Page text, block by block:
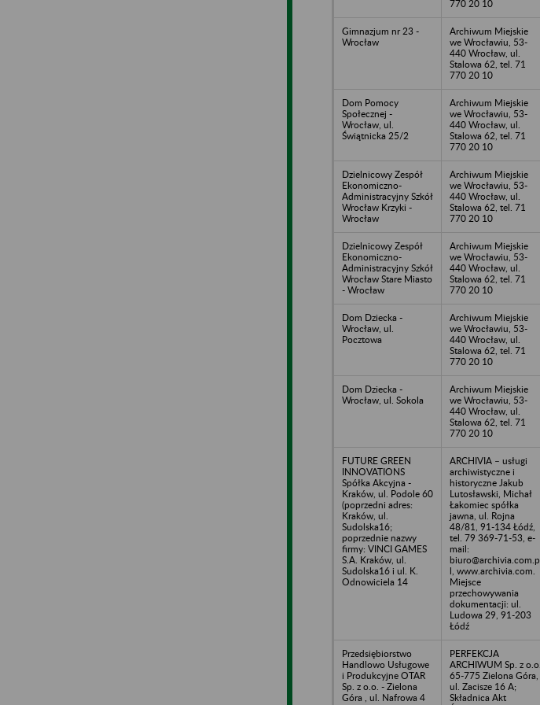
770 20 10
Gimnazjum nr 23 -
Wrocław
Archiwum Miejskie
we Wrocławiu, 53-
440 Wrocław, ul.
Stalowa 62, tel. 71
770 20 10
Dom Pomocy
Społecznej -
Wrocław, ul.
Świątnicka 25/2
Archiwum Miejskie
we Wrocławiu, 53-
440 Wrocław, ul.
Stalowa 62, tel. 71
770 20 10
Dzielnicowy Zespół
Ekonomiczno-
Administracyjny Szkół
Wrocław Krzyki -
Wrocław
Archiwum Miejskie
we Wrocławiu, 53-
440 Wrocław, ul.
Stalowa 62, tel. 71
770 20 10
Dzielnicowy Zespół
Ekonomiczno-
Administracyjny Szkół
Wrocław Stare Miasto
- Wrocław
Archiwum Miejskie
we Wrocławiu, 53-
440 Wrocław, ul.
Stalowa 62, tel. 71
770 20 10
Dom Dziecka -
Wrocław, ul.
Pocztowa
Archiwum Miejskie
we Wrocławiu, 53-
440 Wrocław, ul.
Stalowa 62, tel. 71
770 20 10
Dom Dziecka -
Wrocław, ul. Sokola
Archiwum Miejskie
we Wrocławiu, 53-
440 Wrocław, ul.
Stalowa 62, tel. 71
770 20 10
FUTURE GREEN
INNOVATIONS
Spółka Akcyjna -
Kraków, ul. Podole 60
(poprzedni adres:
Kraków, ul.
Sudolska16;
poprzednie nazwy
firmy: VINCI GAMES
S.A. Kraków, ul.
Sudolska16 i ul. K.
Odnowiciela 14
ARCHIVIA – usługi
archiwistyczne i
historyczne Jakub
Lutosławski, Michał
Łakomiec spółka
jawna, ul. Rojna
48/81, 91-134 Łódź,
tel. 79 369-71-53, e-
mail:
biuro@archivia.com.p
l, www.archivia.com.
Miejsce
przechowywania
dokumentacji: ul.
Ludowa 29, 91-203
Łódź
Przedsiębiorstwo
Handlowo Usługowe
i Produkcyjne OTAR
Sp. z o.o. - Zielona
Góra , ul. Nafrowa 4
PERFEKCJA
ARCHIWUM Sp. z o.o.
65-775 Zielona Góra,
ul. Zacisze 16 A;
Składnica Akt